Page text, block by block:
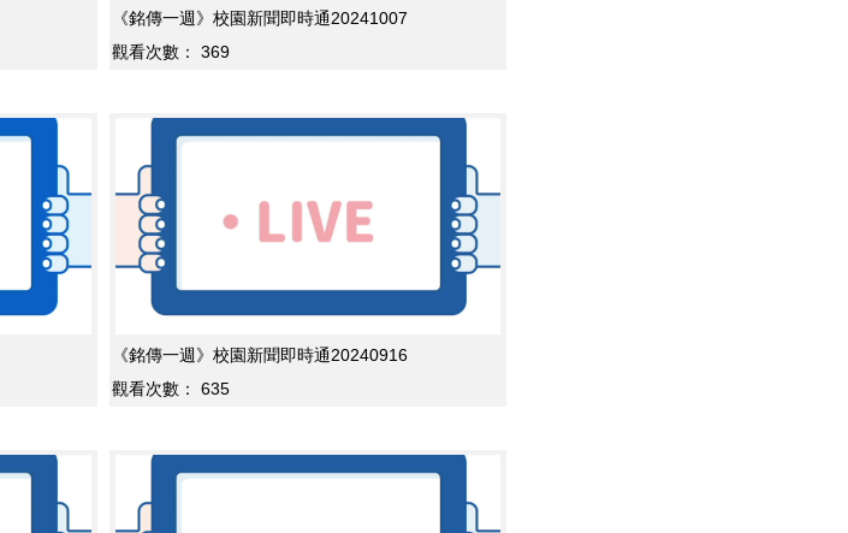
《銘傳一週》校園新聞即時通20241007
觀看次數：
369
《銘傳一週》校園新聞即時通20240916
觀看次數：
635